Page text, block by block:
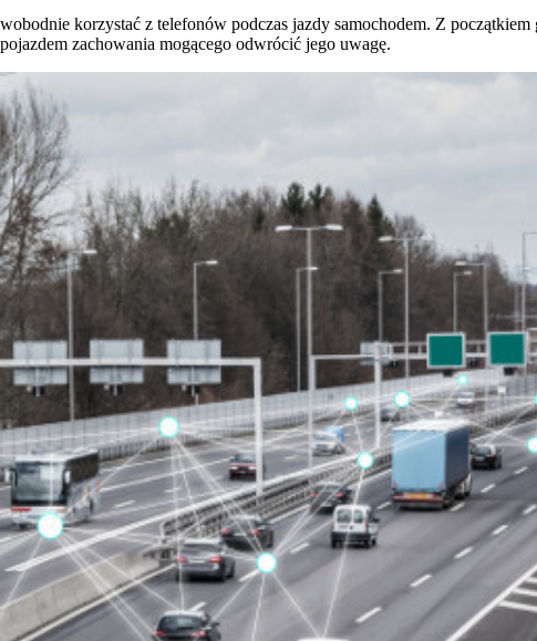
korzystać z telefonów podczas jazdy samochodem. Z
zachowania mogącego odwrócić jego uwagę.